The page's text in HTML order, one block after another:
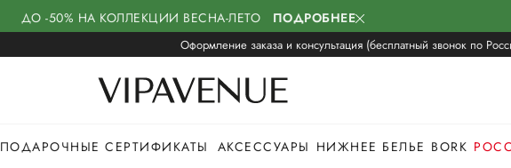
ДО -50% НА КОЛЛЕКЦИИ ВЕСНА-ЛЕТО ПОДРОБНЕЕ
Оформление заказа и консультация (бесплатный звонок по
ПОДАРОЧНЫЕ СЕРТИФИКАТЫ АКСЕССУАРЫ НИЖНЕЕ БЕЛЬЕ BORK